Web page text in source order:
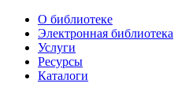
О библиотеке
Электронная библиотека
Услуги
Ресурсы
Каталоги